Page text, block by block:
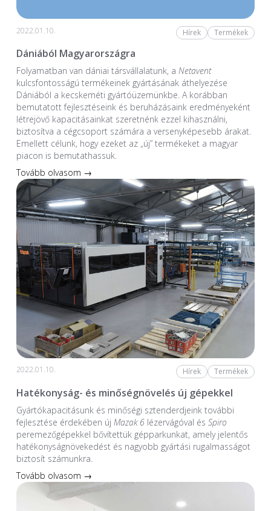
2022.01.10. Hírek Termékek
Dániából Magyarországra
Folyamatban van dániai társvállalatunk, a Netavent
kulcsfontosságú termékeinek gyártásának áthelyezése
Dániából a kecskeméti gyártóüzemünkbe. A korábban
bemutatott fejlesztéseink és beruházásaink eredményeként
létrejövő kapacitásainkat szeretnénk ezzel kihasználni,
biztosítva a cégcsoport számára a versenyképesebb árakat.
Emellett célunk, hogy ezeket az „új” termékeket a magyar
piacon is bemutathassuk.
Tovább olvasom →
2022.01.10. Hírek Termékek
Hatékonyság- és minőségnövelés új gépekkel
Gyártókapacitásunk és minőségi sztenderdjeink további
fejlesztése érdekében új Mazak 6lézervágóval és Spiro
peremezőgépekkel bővítettük gépparkunkat, amely jelentős
hatékonyságnövekedést és nagyobb gyártási rugalmasságot
biztosít számunkra.
Tovább olvasom →